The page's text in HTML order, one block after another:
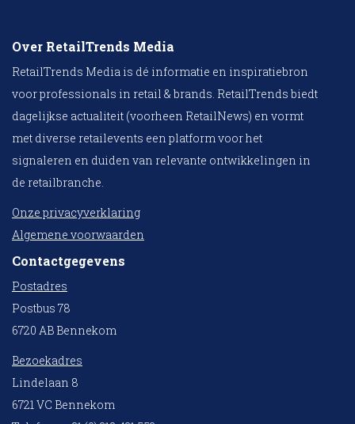
Over RetailTrends Media
RetailTrends Media is dé informatie en inspiratiebron
voor professionals in retail & brands. RetailTrends biedt
dagelijkse actualiteit (voorheen RetailNews) en vormt
met diverse retailevents een platform voor het
signaleren en duiden van relevante ontwikkelingen in
de retailbranche.
Onze privacyverklaring
Algemene voorwaarden
Contactgegevens
Postadres
Postbus 78
6720 AB Bennekom
Bezoekadres
Lindelaan 8
6721 VC Bennekom